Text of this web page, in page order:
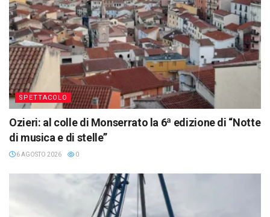
SPETTACOLO
Ozieri: al colle di Monserrato la 6ª edizione di “Notte
di musica e di stelle”
6 AGOSTO 2026 0